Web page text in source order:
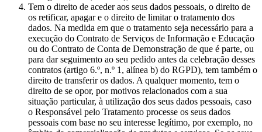
Tem o direito de aceder aos seus dados pessoais, o direito de
os retificar, apagar e o direito de limitar o tratamento dos
dados. Na medida em que o tratamento seja necessário para a
execução do Contrato de Serviços de Informação e Educação
ou do Contrato de Conta de Demonstração de que é parte, ou
para dar seguimento ao seu pedido antes da celebração desses
contratos (artigo 6.º, n.º 1, alínea b) do RGPD), tem também o
direito de transferir os dados. A qualquer momento, tem o
direito de se opor, por motivos relacionados com a sua
situação particular, à utilização dos seus dados pessoais, caso
o Responsável pelo Tratamento processe os seus dados
pessoais com base no seu interesse legítimo, por exemplo, no